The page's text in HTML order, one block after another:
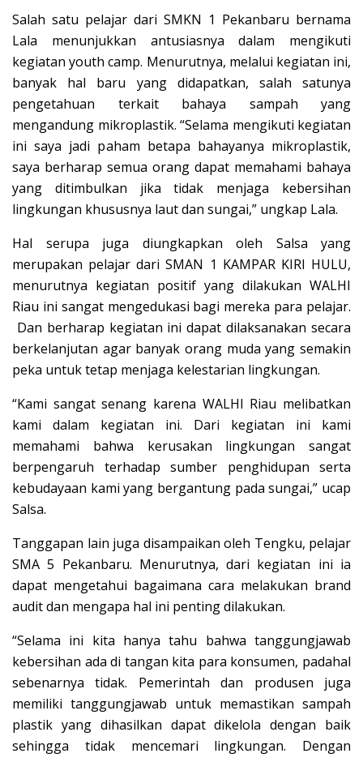
Salah satu pelajar dari SMKN 1 Pekanbaru bernama
Lala menunjukkan antusiasnya dalam mengikuti
kegiatan youth camp. Menurutnya, melalui kegiatan ini,
banyak hal baru yang didapatkan, salah satunya
pengetahuan terkait bahaya sampah yang
mengandung mikroplastik. “Selama mengikuti kegiatan
ini saya jadi paham betapa bahayanya mikroplastik,
saya berharap semua orang dapat memahami bahaya
yang ditimbulkan jika tidak menjaga kebersihan
lingkungan khususnya laut dan sungai,” ungkap Lala.
Hal serupa juga diungkapkan oleh Salsa yang
merupakan pelajar dari SMAN 1 KAMPAR KIRI HULU,
menurutnya kegiatan positif yang dilakukan WALHI
Riau ini sangat mengedukasi bagi mereka para pelajar.
Dan berharap kegiatan ini dapat dilaksanakan secara
berkelanjutan agar banyak orang muda yang semakin
peka untuk tetap menjaga kelestarian lingkungan.
“Kami sangat senang karena WALHI Riau melibatkan
kami dalam kegiatan ini. Dari kegiatan ini kami
memahami bahwa kerusakan lingkungan sangat
berpengaruh terhadap sumber penghidupan serta
kebudayaan kami yang bergantung pada sungai,” ucap
Salsa.
Tanggapan lain juga disampaikan oleh Tengku, pelajar
SMA 5 Pekanbaru. Menurutnya, dari kegiatan ini ia
dapat mengetahui bagaimana cara melakukan brand
audit dan mengapa hal ini penting dilakukan.
“Selama ini kita hanya tahu bahwa tanggungjawab
kebersihan ada di tangan kita para konsumen, padahal
sebenarnya tidak. Pemerintah dan produsen juga
memiliki tanggungjawab untuk memastikan sampah
plastik yang dihasilkan dapat dikelola dengan baik
sehingga tidak mencemari lingkungan. Dengan